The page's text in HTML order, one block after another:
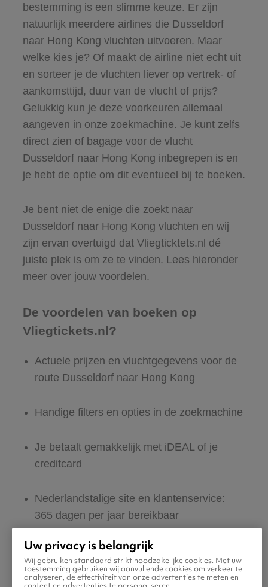
bestemming is een slimme keuze. Er zijn
natuurlijk meerdere airlines die Dusseldorf
naar Hong Kong vluchten uitvoeren. Maar
welke kies je? Of maakt de airline niet echt uit
en sorteer je de vluchten liever op vertrek- of
aankomsttijd, duur van de vlucht of prijs?
Gelukkig kun je deze voorkeuren allemaal
aangeven in onze zoekmachine. Je kunt zelfs
direct zien of bagage voor de vlucht
Dusseldorf naar Hong Kong inbegrepen is en
je hebt de optie om dit eventueel bij te boeken.
Je bent niet de enige die zoekt naar
Dusseldorf naar Hong Kong vluchten en wij
zijn ervan overtuigd dat Vliegticktets.nl dé
juiste plek is om ze te vinden. Lees hieronder
meer over jouw voordelen.
De voordelen van boeken op
Vliegtickets.nl?
Actuele prijzen en vluchtgegevens voor de
route Dusseldorf naar Hong Kong
Handige filters en opties in de zoekmachine
Je betaalt gemakkelijk met iDEAL of je
creditcard
Nederlandstalige site en klantenservice:
365 dagen per jaar bereikbaar
Zeker van veilig boeken en betalen
Boek ook direct een hotel of huurauto voor
Uw privacy is belangrijk
Wij gebruiken standaard strikt noodzakelijke cookies. Met uw
toestemming gebruiken wij aanvullende cookies om verkeer te
analyseren, de effectiviteit van onze advertenties te meten en